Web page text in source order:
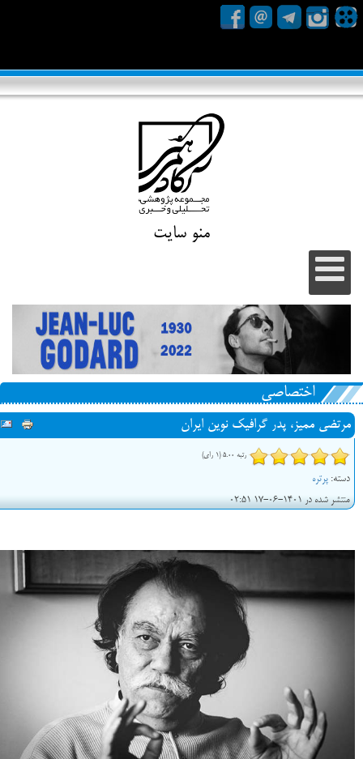
منو سایت
اختصاصی
مرتضی ممیز، پدر گرافیک نوین ایران
رتبه 5.00 (1 رای)
دسته: پرتره
منتشر شده در 1401-06-17 02:51